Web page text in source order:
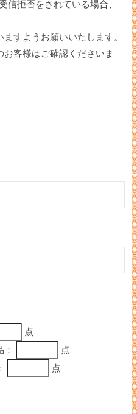
信拒否をされている場合、
すようお願いいたします。
客様はご確認くださいま
点
：
点
点